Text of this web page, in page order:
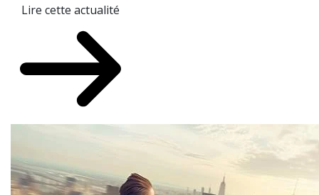
Lire cette actualité